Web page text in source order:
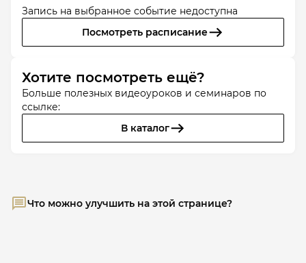
Запись на выбранное событие недоступна
Посмотреть расписание
Хотите посмотреть ещё?
Больше полезных видеоуроков и семинаров по
ссылке:
В каталог
Что можно улучшить на этой странице?